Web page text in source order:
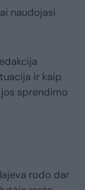
naudojasi
ir kaip
sprendimo
rodo dar